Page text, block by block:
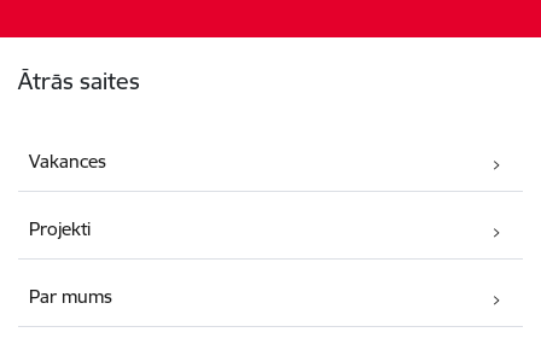
Ātrās saites
Vakances
Projekti
Par mums